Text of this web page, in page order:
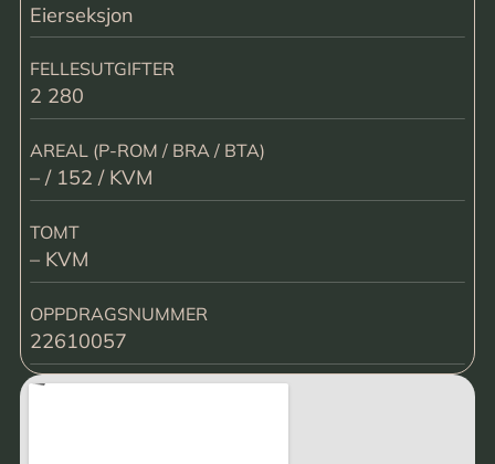
Eierseksjon
FELLESUTGIFTER
2 280
AREAL (P-ROM / BRA / BTA)
– / 152 / KVM
TOMT
– KVM
OPPDRAGSNUMMER
22610057